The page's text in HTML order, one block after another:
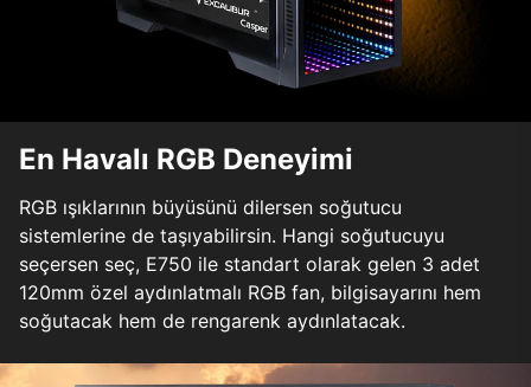
En Havalı RGB Deneyimi
RGB ışıklarının büyüsünü dilersen soğutucu
sistemlerine de taşıyabilirsin. Hangi soğutucuyu
seçersen seç, E750 ile standart olarak gelen 3 adet
120mm özel aydınlatmalı RGB fan, bilgisayarını hem
soğutacak hem de rengarenk aydınlatacak.